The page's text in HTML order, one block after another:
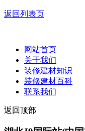
返回列表页
网站首页
关于我们
装修建材知识
装修建材百科
联系我们
返回顶部